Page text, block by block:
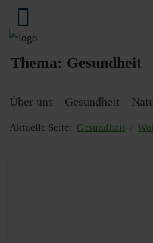
Thema: Gesundheit
Über uns Gesundheit
Aktuelle Seite: Gesundheit